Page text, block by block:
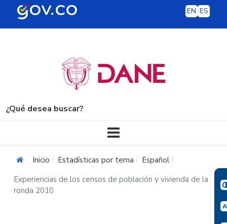
EN ES
¿Qué desea buscar?
Inicio Estadísticas por tema
Español
Experiencias de los censos de población y vivienda de la
ronda 2010